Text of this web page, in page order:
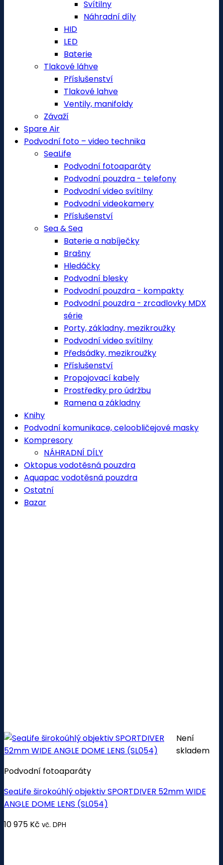
Svítilny
Náhradní díly
HID
LED
Baterie
Tlakové láhve
Příslušenství
Tlakové lahve
Ventily, manifoldy
Závaží
Spare Air
Podvodní foto – video technika
SeaLife
Podvodní fotoaparáty
Podvodní pouzdra - telefony
Podvodní video svítilny
Podvodní videokamery
Příslušenství
Sea & Sea
Baterie a nabíječky
Brašny
Hledáčky
Podvodní blesky
Podvodní pouzdra - kompakty
Podvodní pouzdra - zrcadlovky MDX
série
Porty, základny, mezikroužky
Podvodní video svítilny
Předsádky, mezikroužky
Příslušenství
Propojovací kabely
Prostředky pro údržbu
Ramena a základny
Knihy
Podvodní komunikace, celoobličejové masky
Kompresory
NÁHRADNÍ DÍLY
Oktopus vodotěsná pouzdra
Aquapac vodotěsná pouzdra
Ostatní
Bazar
Není
skladem
Podvodní fotoaparáty
SeaLife širokoúhlý objektiv SPORTDIVER 52mm WIDE
ANGLE DOME LENS (SL054)
10 975 Kč vč. DPH